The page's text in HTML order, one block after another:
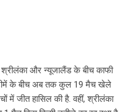
और न्यूजालैंड के बीच काफी
टीमें के बीच अब तक कुल 19 मैच खेले
में जीत हासिल की है. वहीं, श्रीलंका